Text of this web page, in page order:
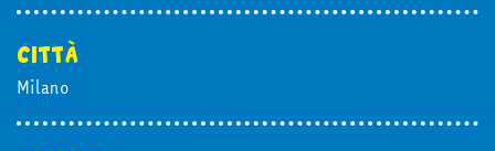
mondo fumetto
città
Milano